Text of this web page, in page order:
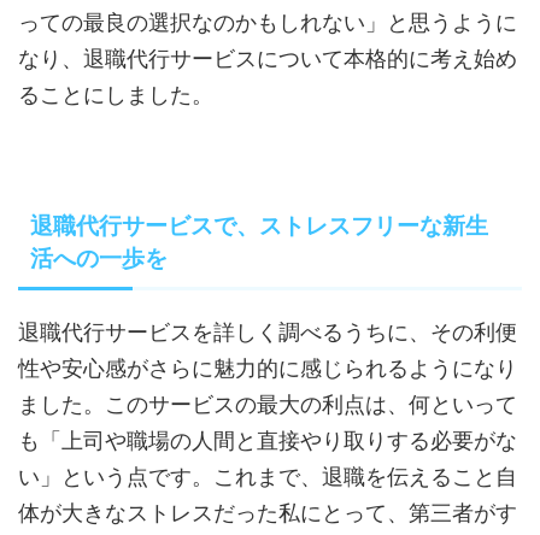
っての最良の選択なのかもしれない」と思うように
なり、退職代行サービスについて本格的に考え始め
ることにしました。
退職代行サービスで、ストレスフリーな新生
活への一歩を
退職代行サービスを詳しく調べるうちに、その利便
性や安心感がさらに魅力的に感じられるようになり
ました。このサービスの最大の利点は、何といって
も「上司や職場の人間と直接やり取りする必要がな
い」という点です。これまで、退職を伝えること自
体が大きなストレスだった私にとって、第三者がす